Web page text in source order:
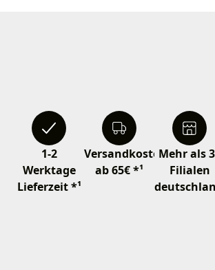
1-2
Werktage
Lieferzeit *¹
Versandkostenfrei
ab 65€ *¹
Mehr als
Filialen